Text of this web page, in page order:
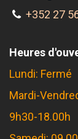
+352 27
Heures
Lundi: Fermé
Mardi-
9h30-18.00h